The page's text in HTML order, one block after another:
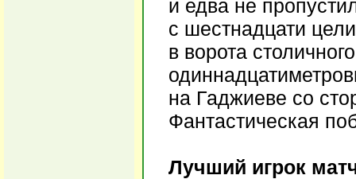
и едва не
с шестнадцати
в ворота
на Гаджиеве со
Фантастическая
Лучший игрок